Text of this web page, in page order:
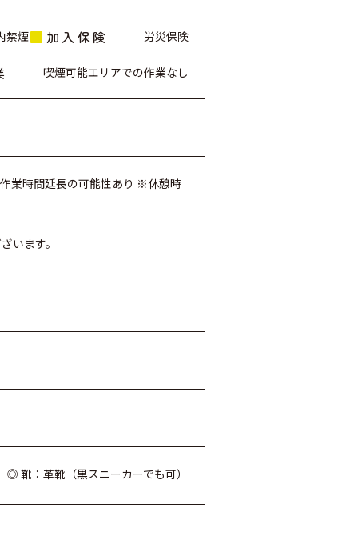
禁煙 加入保険 労災保険
喫煙可能エリアでの作業なし
業時間延長の可能性あり ※休憩時
います。
靴：革靴（黒スニーカーでも可）